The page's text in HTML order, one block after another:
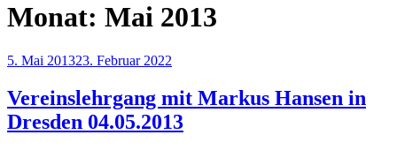
Monat: Mai 2013
Veröffentlicht
5. Mai 201323. Februar 2022
Vereinslehrgang mit Markus Hansen in
Dresden 04.05.2013